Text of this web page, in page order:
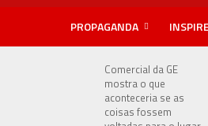
PROPAGANDA INSPIRE
Comercial da GE
mostra o que
aconteceria se as
coisas fossem